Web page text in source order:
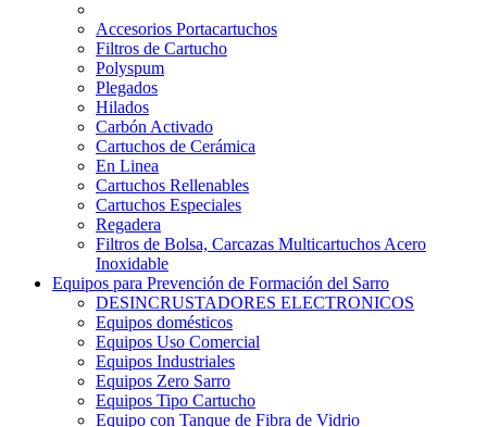
Accesorios Portacartuchos
Filtros de Cartucho
Polyspum
Plegados
Hilados
Carbón Activado
Cartuchos de Cerámica
En Linea
Cartuchos Rellenables
Cartuchos Especiales
Regadera
Filtros de Bolsa, Carcazas Multicartuchos Acero
Inoxidable
Equipos para Prevención de Formación del Sarro
DESINCRUSTADORES ELECTRONICOS
Equipos domésticos
Equipos Uso Comercial
Equipos Industriales
Equipos Zero Sarro
Equipos Tipo Cartucho
Equipo con Tanque de Fibra de Vidrio